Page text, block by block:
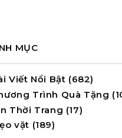
MỤC
Viết Nổi Bật (682)
Trình Quà Tặng
Thời Trang (17)
vặt (189)